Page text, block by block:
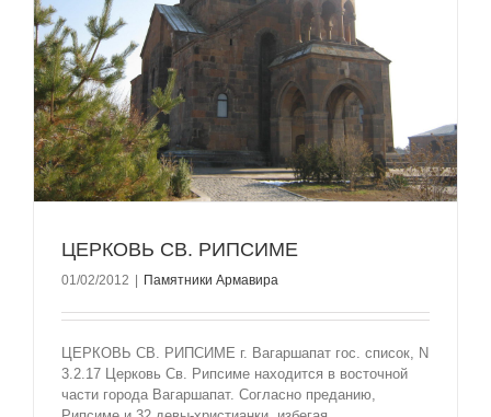
ЦЕРКОВЬ СВ. РИПСИМЕ
01/02/2012 Памятники Армавира
ЦЕРКОВЬ СВ. РИПСИМЕ г. Вагаршапат гос. список, N
3.2.17 Церковь Св. Рипсиме находится в восточной
части города Вагаршапат. Согласно преданию,